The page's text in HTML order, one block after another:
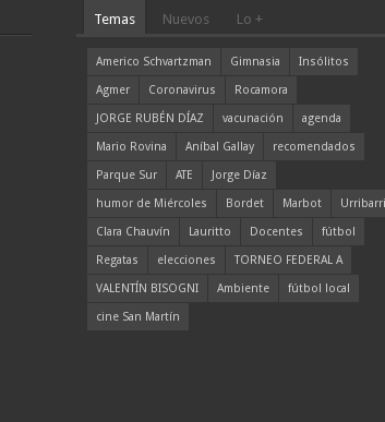
Temas Nuevos Lo +
Americo Schvartzman Gimnasia
Insólitos
Agmer
Coronavirus
Rocamora
JORGE RUBÉN DÍAZ
vacunación
agenda
Mario Rovina
Aníbal Gallay
recomendados
Parque Sur
ATE
Jorge Díaz
humor de Miércoles
Bordet Marbot
Urribarri
Clara Chauvín
Lauritto Docentes
fútbol
Regatas
elecciones
TORNEO FEDERAL A
VALENTÍN BISOGNI
Ambiente
fútbol local
cine San Martín